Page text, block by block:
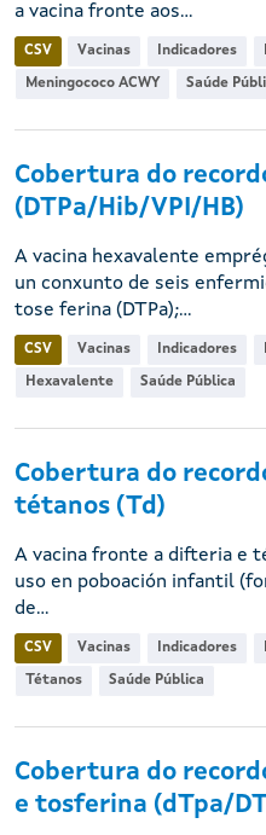
a vacina fronte aos...
CSV Vacinas Indicadores
Meningococo ACWY Saúde
Cobertura do
(DTPa/Hib/VPI/HB)
A vacina hexavalente
un conxunto de seis
tose ferina (DTPa);...
CSV Vacinas Indicadores
Hexavalente Saúde Pública
Cobertura do
tétanos (Td)
A vacina fronte a difteria e
uso en poboación infantil
de...
CSV Vacinas Indicadores
Tétanos Saúde Pública
Cobertura do
e tosferina (dTpa/